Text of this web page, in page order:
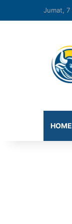
Jumat,
HOME